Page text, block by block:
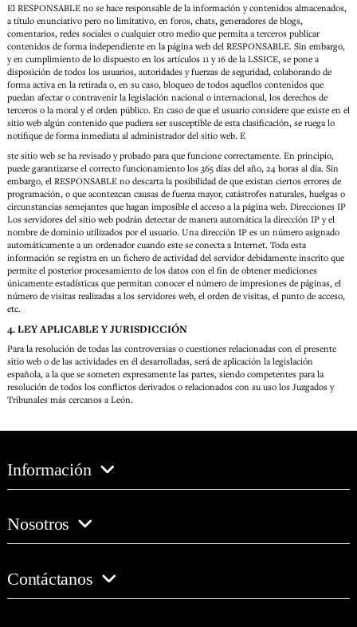
El RESPONSABLE no se hace responsable de la información y contenidos almacenados,
a título enunciativo pero no limitativo, en foros, chats, generadores de blogs,
comentarios, redes sociales o cualquier otro medio que permita a terceros publicar
contenidos de forma independiente en la página web del RESPONSABLE. Sin embargo,
y en cumplimiento de lo dispuesto en los artículos 11 y 16 de la LSSICE, se pone a
disposición de todos los usuarios, autoridades y fuerzas de seguridad, colaborando de
forma activa en la retirada o, en su caso, bloqueo de todos aquellos contenidos que
puedan afectar o contravenir la legislación nacional o internacional, los derechos de
terceros o la moral y el orden público. En caso de que el usuario considere que existe en el
sitio web algún contenido que pudiera ser susceptible de esta clasificación, se ruega lo
notifique de forma inmediata al administrador del sitio web. E
ste sitio web se ha revisado y probado para que funcione correctamente. En principio,
puede garantizarse el correcto funcionamiento los 365 días del año, 24 horas al día. Sin
embargo, el RESPONSABLE no descarta la posibilidad de que existan ciertos errores de
programación, o que acontezcan causas de fuerza mayor, catástrofes naturales, huelgas o
circunstancias semejantes que hagan imposible el acceso a la página web. Direcciones IP
Los servidores del sitio web podrán detectar de manera automática la dirección IP y el
nombre de dominio utilizados por el usuario. Una dirección IP es un número asignado
automáticamente a un ordenador cuando este se conecta a Internet. Toda esta
información se registra en un fichero de actividad del servidor debidamente inscrito que
permite el posterior procesamiento de los datos con el fin de obtener mediciones
únicamente estadísticas que permitan conocer el número de impresiones de páginas, el
número de visitas realizadas a los servidores web, el orden de visitas, el punto de acceso,
etc.
4. LEY APLICABLE Y JURISDICCIÓN
Para la resolución de todas las controversias o cuestiones relacionadas con el presente
sitio web o de las actividades en él desarrolladas, será de aplicación la legislación
española, a la que se someten expresamente las partes, siendo competentes para la
resolución de todos los conflictos derivados o relacionados con su uso los Juzgados y
Tribunales más cercanos a León.
Información
Nosotros
Contáctanos